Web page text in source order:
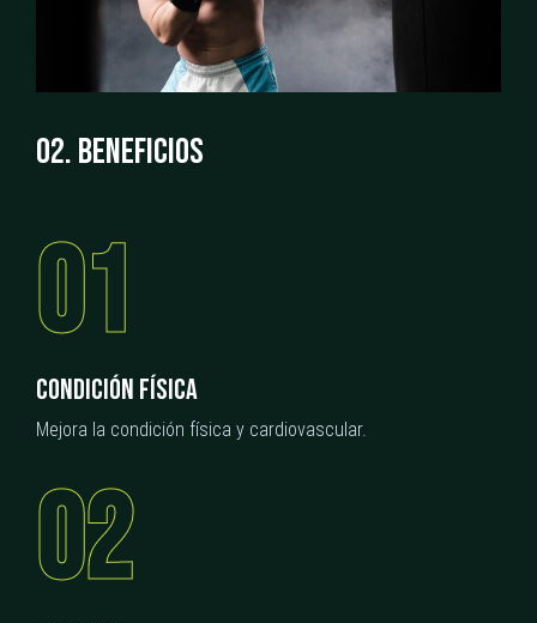
02.BENEFICIOS
01
CONDICIÓN FÍSICA
Mejora la condición física y cardiovascular.
02